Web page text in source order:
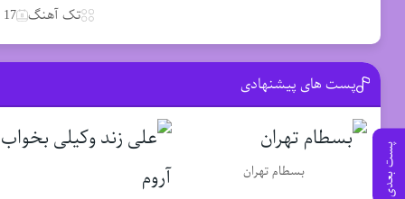
پست بعدی
تک آهنگ 17 مارس 2020
پست های پیشنهادی
بسطام تهران